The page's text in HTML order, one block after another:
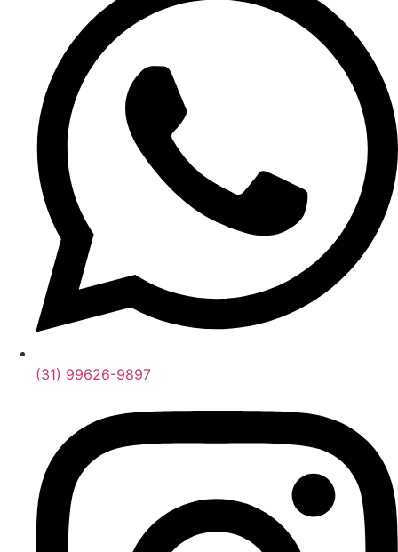
(31) 99626-9897